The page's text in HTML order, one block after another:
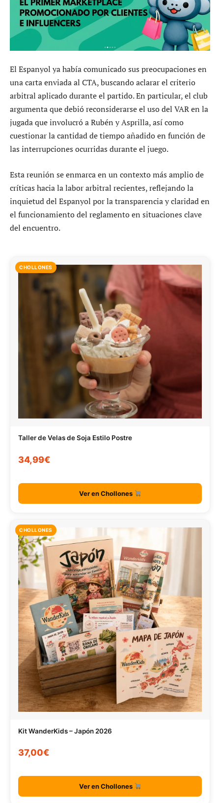
El Espanyol ya había comunicado sus preocupaciones en
una carta enviada al CTA, buscando aclarar el criterio
arbitral aplicado durante el partido. En particular, el club
argumenta que debió reconsiderarse el uso del VAR en la
jugada que involucró a Rubén y Asprilla, así como
cuestionar la cantidad de tiempo añadido en función de
las interrupciones ocurridas durante el juego.
Esta reunión se enmarca en un contexto más amplio de
críticas hacia la labor arbitral recientes, reflejando la
inquietud del Espanyol por la transparencia y claridad en
el funcionamiento del reglamento en situaciones clave
del encuentro.
CHOLLONES
Taller de Velas de Soja Estilo Postre
34,99€
Ver en Chollones
CHOLLONES
Kit WanderKids – Japón 2026
37,00€
Ver en Chollones